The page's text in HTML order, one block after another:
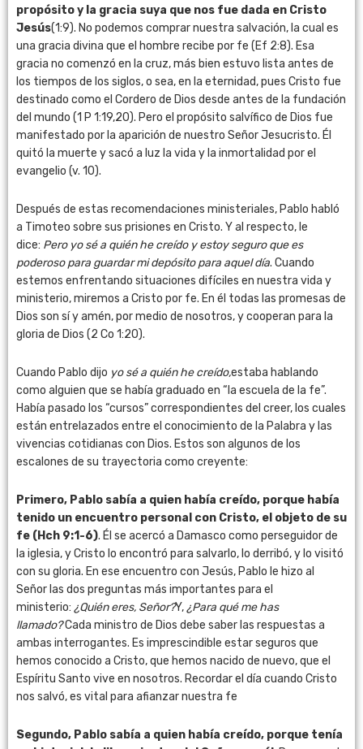
propósito y la gracia suya que nos fue dada en Cristo
Jesús(1:9). No podemos comprar nuestra salvación, la cual es
una gracia divina que el hombre recibe por fe (Ef 2:8). Esa
gracia no comenzó en la cruz, más bien estuvo lista antes de
los tiempos de los siglos, o sea, en la eternidad, pues Cristo fue
destinado como el Cordero de Dios desde antes de la fundación
del mundo (1 P 1:19,20). Pero el propósito salvífico de Dios fue
manifestado por la aparición de nuestro Señor Jesucristo. Él
quitó la muerte y sacó a luz la vida y la inmortalidad por el
evangelio (v. 10).
Después de estas recomendaciones ministeriales, Pablo habló
a Timoteo sobre sus prisiones en Cristo. Y al respecto, le
dice: Pero yo sé a quién he creído y estoy seguro que es
poderoso para guardar mi depósito para aquel día. Cuando
estemos enfrentando situaciones difíciles en nuestra vida y
ministerio, miremos a Cristo por fe. En él todas las promesas de
Dios son sí y amén, por medio de nosotros, y cooperan para la
gloria de Dios (2 Co 1:20).
Cuando Pablo dijo yo sé a quién he creído,estaba hablando
como alguien que se había graduado en “la escuela de la fe”.
Había pasado los “cursos” correspondientes del creer, los cuales
están entrelazados entre el conocimiento de la Palabra y las
vivencias cotidianas con Dios. Estos son algunos de los
escalones de su trayectoria como creyente:
Primero, Pablo sabía a quien había creído, porque había
tenido un encuentro personal con Cristo, el objeto de su
fe (Hch 9:1-6). Él se acercó a Damasco como perseguidor de
la iglesia, y Cristo lo encontró para salvarlo, lo derribó, y lo visitó
con su gloria. En ese encuentro con Jesús, Pablo le hizo al
Señor las dos preguntas más importantes para el
ministerio: ¿Quién eres, Señor?Y,¿Para qué me has
llamado?Cada ministro de Dios debe saber las respuestas a
ambas interrogantes. Es imprescindible estar seguros que
hemos conocido a Cristo, que hemos nacido de nuevo, que el
Espíritu Santo vive en nosotros. Recordar el día cuando Cristo
nos salvó, es vital para afianzar nuestra fe
Segundo, Pablo sabía a quien había creído, porque tenía